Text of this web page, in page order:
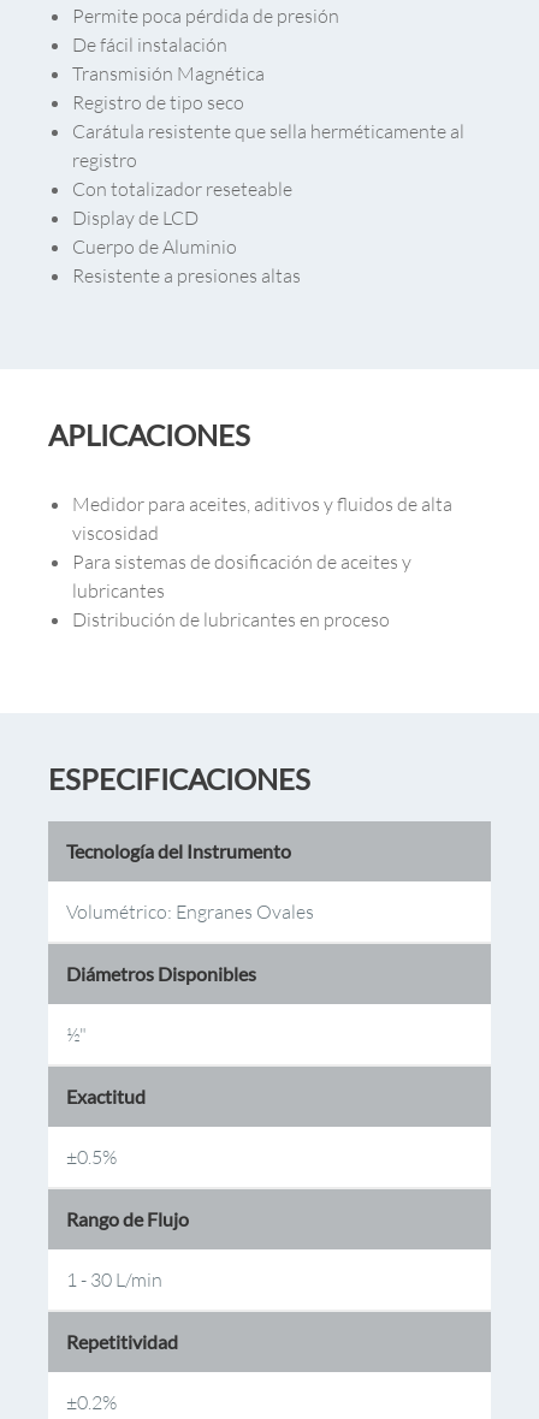
Permite poca pérdida de presión
De fácil instalación
Transmisión Magnética
Registro de tipo seco
Carátula resistente que sella herméticamente al
registro
Con totalizador reseteable
Display de LCD
Cuerpo de Aluminio
Resistente a presiones altas
APLICACIONES
Medidor para aceites, aditivos y fluidos de alta
viscosidad
Para sistemas de dosificación de aceites y
lubricantes
Distribución de lubricantes en proceso
ESPECIFICACIONES
Tecnología del Instrumento
Volumétrico: Engranes Ovales
Diámetros Disponibles
½"
Exactitud
±0.5%
Rango de Flujo
1 - 30 L/min
Repetitividad
±0.2%